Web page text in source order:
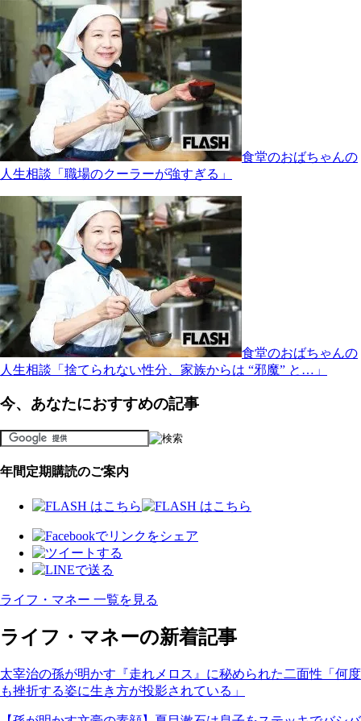
食堂のおばちゃんの
人生相談「職場のクーラーが強すぎる」
食堂のおばちゃんの
人生相談「捨てられない性分、家族からは “邪魔” と…」
今、あなたにおすすめの記事
年間定期購読のご案内
ライフ・マネー 一覧を見る
ライフ・マネーの新着記事
太宰治の孫が明かす『走れメロス』に秘められた二面性「何度
も挫折する姿に生き方が投影されている」